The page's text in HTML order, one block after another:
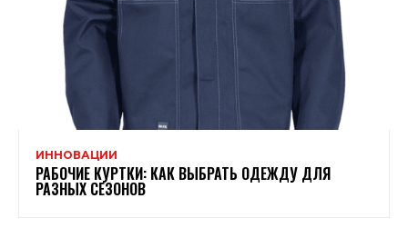
ИННОВАЦИИ
РАБОЧИЕ КУРТКИ: КАК ВЫБРАТЬ ОДЕЖДУ ДЛЯ
РАЗНЫХ СЕЗОНОВ